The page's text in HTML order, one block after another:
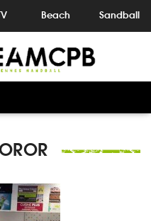
Beach Sandball